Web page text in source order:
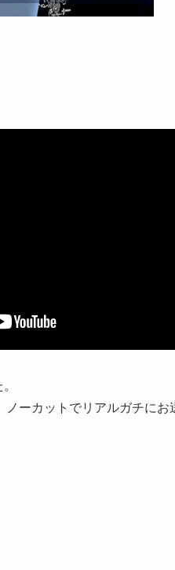
ーカットでリアルガチに